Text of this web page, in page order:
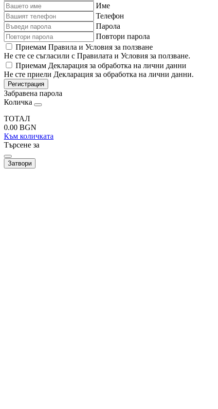
Име
Телефон
Парола
Повтори парола
Приемам Правила и Условия за ползване
Не сте се съгласили с Правилата и Условия за ползване.
Приемам Декларация за обработка на лични данни
Не сте приели Декларация за обработка на лични данни.
Регистрация
Забравена парола
Количка
ТОТАЛ
0.00 BGN
Към количката
Търсене за
Затвори